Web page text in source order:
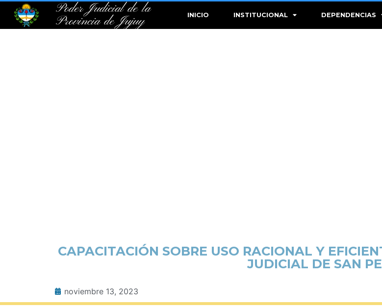
Poder Judicial de la
Provincia de Jujuy
INICIO INSTITUCIONAL DEPENDENCIAS
CAPACITACIÓN SOBRE USO RACIONAL Y
JUDICIAL DE SAN
noviembre 13, 2023